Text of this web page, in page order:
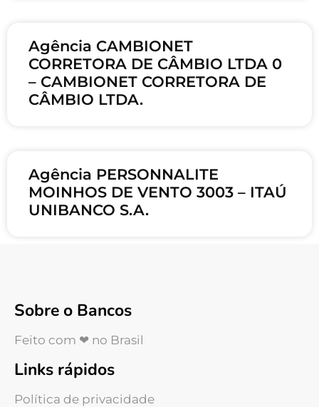
Agência CAMBIONET
CORRETORA DE CÂMBIO LTDA 0
– CAMBIONET CORRETORA DE
CÂMBIO LTDA.
Agência PERSONNALITE
MOINHOS DE VENTO 3003 – ITAÚ
UNIBANCO S.A.
Sobre o Bancos
Feito com ❤ no Brasil
Links rápidos
Política de privacidade